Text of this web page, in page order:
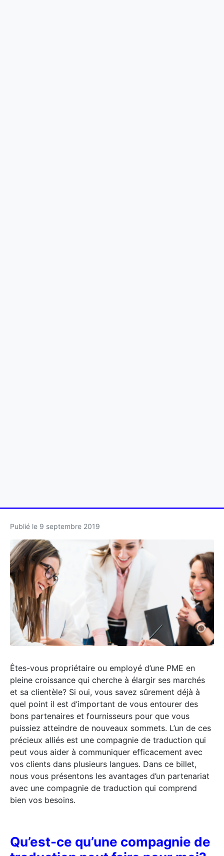
Publié le 9 septembre 2019
Êtes-vous propriétaire ou employé d’une PME en
pleine croissance qui cherche à élargir ses marchés
et sa clientèle? Si oui, vous savez sûrement déjà à
quel point il est d’important de vous entourer des
bons partenaires et fournisseurs pour que vous
puissiez atteindre de nouveaux sommets. L’un de ces
précieux alliés est une compagnie de traduction qui
peut vous aider à communiquer efficacement avec
vos clients dans plusieurs langues. Dans ce billet,
nous vous présentons les avantages d’un partenariat
avec une compagnie de traduction qui comprend
bien vos besoins.
Qu’est-ce qu’une compagnie de